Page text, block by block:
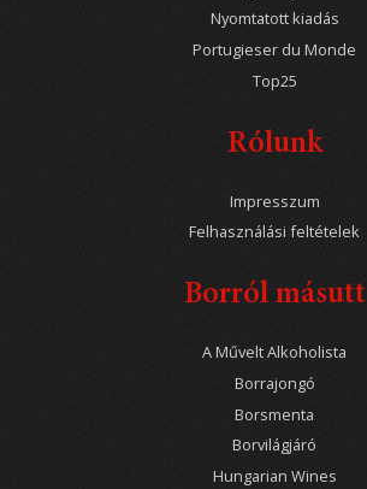
Nyomtatott kiadás
Portugieser du Monde
Top25
Rólunk
Impresszum
Felhasználási feltételek
Borról másutt
A Művelt Alkoholista
Borrajongó
Borsmenta
Borvilágjáró
Hungarian Wines